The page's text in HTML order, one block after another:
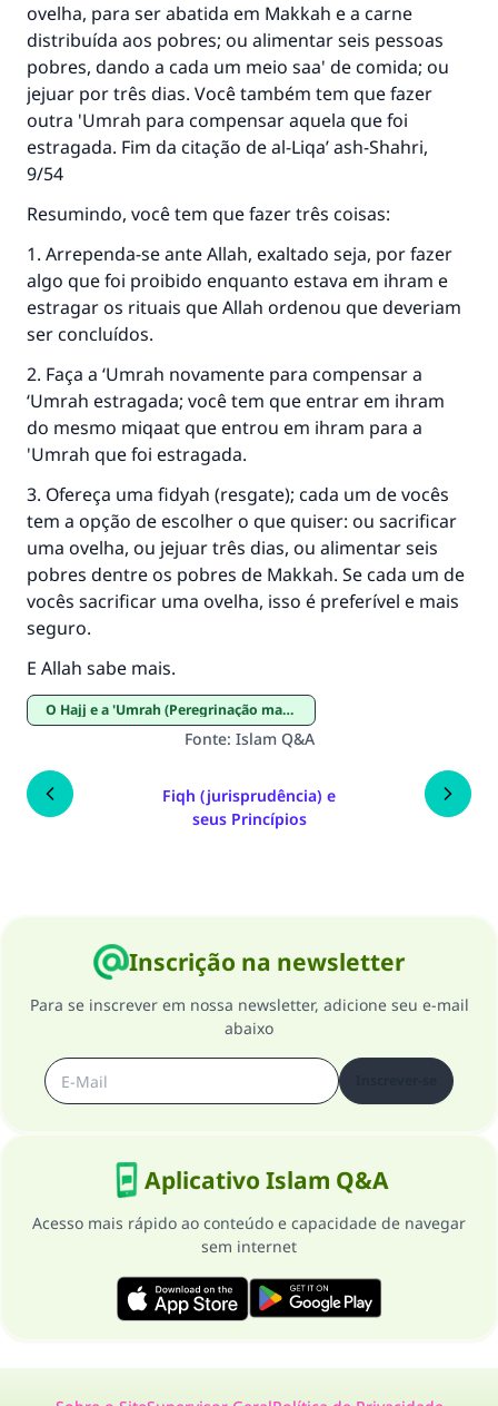
ovelha, para ser abatida em Makkah e a carne
distribuída aos pobres; ou alimentar seis pessoas
pobres, dando a cada um meio saa' de comida; ou
jejuar por três dias. Você também tem que fazer
outra 'Umrah para compensar aquela que foi
estragada. Fim da citação de al-Liqa’ ash-Shahri,
9/54
Resumindo, você tem que fazer três coisas:
1. Arrependa-se ante Allah, exaltado seja, por fazer
algo que foi proibido enquanto estava em ihram e
estragar os rituais que Allah ordenou que deveriam
ser concluídos.
2. Faça a ‘Umrah novamente para compensar a
‘Umrah estragada; você tem que entrar em ihram
do mesmo miqaat que entrou em ihram para a
'Umrah que foi estragada.
3. Ofereça uma fidyah (resgate); cada um de vocês
tem a opção de escolher o que quiser: ou sacrificar
uma ovelha, ou jejuar três dias, ou alimentar seis
pobres dentre os pobres de Makkah. Se cada um de
vocês sacrificar uma ovelha, isso é preferível e mais
seguro.
E Allah sabe mais.
O Hajj e a 'Umrah (Peregrinação maior e menor)
Fonte: Islam Q&A
Fiqh (jurisprudência) e
seus Princípios
Inscrição na newsletter
Para se inscrever em nossa newsletter, adicione seu e-mail
abaixo
Aplicativo Islam Q&A
Acesso mais rápido ao conteúdo e capacidade de navegar
sem internet